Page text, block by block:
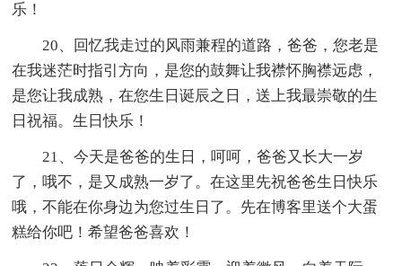
乐！
20、回忆我走过的风雨兼程的道路，爸爸，您老是
在我迷茫时指引方向，是您的鼓舞让我襟怀胸襟远虑，
是您让我成熟，在您生日诞辰之日，送上我最崇敬的生
日祝福。生日快乐！
21、今天是爸爸的生日，呵呵，爸爸又长大一岁
了，哦不，是又成熟一岁了。在这里先祝爸爸生日快乐
哦，不能在你身边为您过生日了。先在博客里送个大蛋
糕给你吧！希望爸爸喜欢！